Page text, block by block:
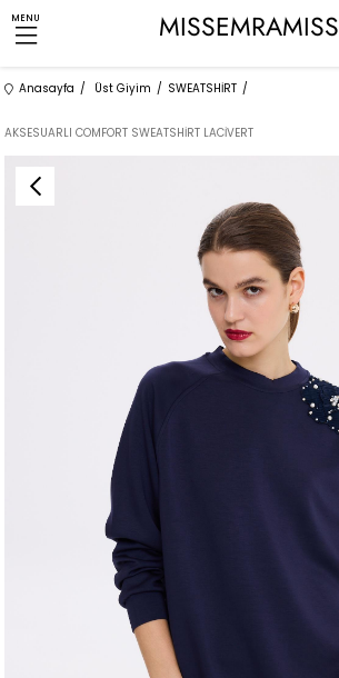
MENU MISSEMRAMISS
Anasayfa Üst Giyim SWEATSHİRT
AKSESUARLI COMFORT SWEATSHİRT LACİVERT